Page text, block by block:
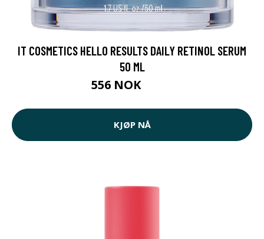
IT COSMETICS HELLO RESULTS DAILY RETINOL SERUM
50 ML
556 NOK
KJØP NÅ